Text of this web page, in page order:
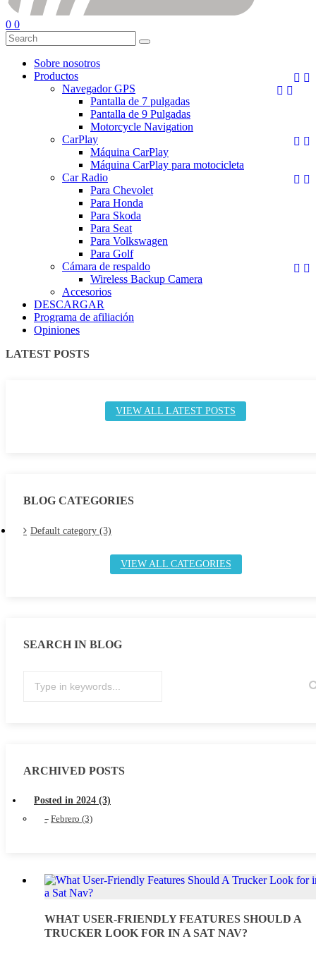
0 0
Sobre nosotros
 
Productos
 
Navegador GPS
Pantalla de 7 pulgadas
Pantalla de 9 Pulgadas
Motorcycle Navigation
 
CarPlay
Máquina CarPlay
Máquina CarPlay para motocicleta
 
Car Radio
Para Chevolet
Para Honda
Para Skoda
Para Seat
Para Volkswagen
Para Golf
 
Cámara de respaldo
Wireless Backup Camera
Accesorios
DESCARGAR
Programa de afiliación
Opiniones
LATEST POSTS
VIEW ALL LATEST POSTS
BLOG CATEGORIES
Default category (3)
VIEW ALL CATEGORIES
SEARCH IN BLOG
ARCHIVED POSTS
Posted in 2024 (3)
Febrero (3)
WHAT USER-FRIENDLY FEATURES SHOULD A
TRUCKER LOOK FOR IN A SAT NAV?